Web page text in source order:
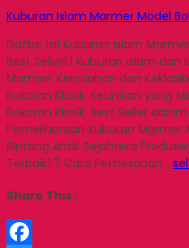
Kuburan Islam Marmer Model
Daftar Isi1 Kuburan Islam
Best Seller1.1 Kuburan Islam
Marmer: Keindahan dan
Bokoran Klasik: Keunikan yang
Bokoran Klasik: Best Seller
Pemeliharaan Kuburan Marmer
Bintang Antik Sejahtera
Terbaik1.7 Cara Pemesanan…
Share This :